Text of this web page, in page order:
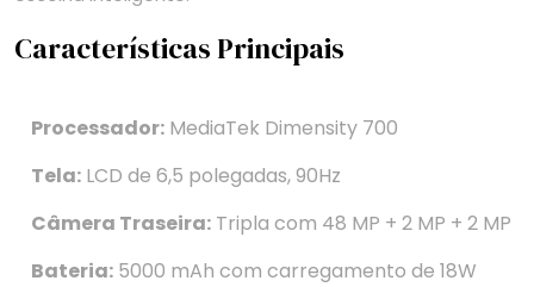
Características Principais
Processador: MediaTek Dimensity 700
Tela: LCD de 6,5 polegadas, 90Hz
Câmera Traseira: Tripla com 48 MP + 2 MP + 2 MP
Bateria: 5000 mAh com carregamento de 18W